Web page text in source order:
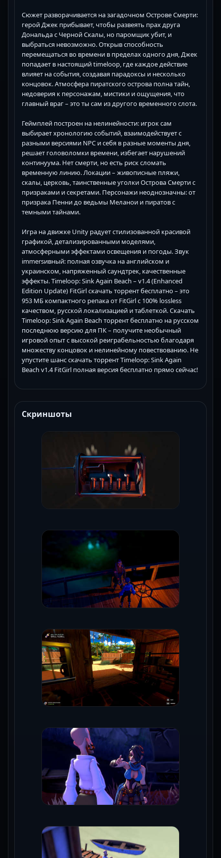
Сюжет разворачивается на загадочном Острове Смерти:
герой Джек прибывает, чтобы развеять прах друга
Дональда с Черной Скалы, но паромщик убит, и
выбраться невозможно. Открыв способность
перемещаться во времени в пределах одного дня, Джек
попадает в настоящий timeloop, где каждое действие
влияет на события, создавая парадоксы и несколько
концовок. Атмосфера пиратского острова полна тайн,
недоверия к персонажам, мистики и ощущения, что
главный враг – это ты сам из другого временного слота.
Геймплей построен на нелинейности: игрок сам
выбирает хронологию событий, взаимодействует с
разными версиями NPC и себя в разные моменты дня,
решает головоломки времени, избегает нарушений
континуума. Нет смерти, но есть риск сломать
временную линию. Локации – живописные пляжи,
скалы, церковь, таинственные уголки Острова Смерти с
призраками и секретами. Персонажи неоднозначны: от
призрака Пенни до ведьмы Меланои и пиратов с
темными тайнами.
Игра на движке Unity радует стилизованной красивой
графикой, детализированными моделями,
атмосферными эффектами освещения и погоды. Звук
immersивный: полная озвучка на английском и
украинском, напряженный саундтрек, качественные
эффекты. Timeloop: Sink Again Beach – v1.4 (Enhanced
Edition Update) FitGirl скачать торрент бесплатно – это
953 МБ компактного репака от FitGirl с 100% lossless
качеством, русской локализацией и таблеткой. Скачать
Timeloop: Sink Again Beach торрент бесплатно на русском
последнюю версию для ПК – получите необычный
игровой опыт с высокой реиграбельностью благодаря
множеству концовок и нелинейному повествованию. Не
упустите шанс скачать торрент Timeloop: Sink Again
Beach v1.4 FitGirl полная версия бесплатно прямо сейчас!
Скриншоты